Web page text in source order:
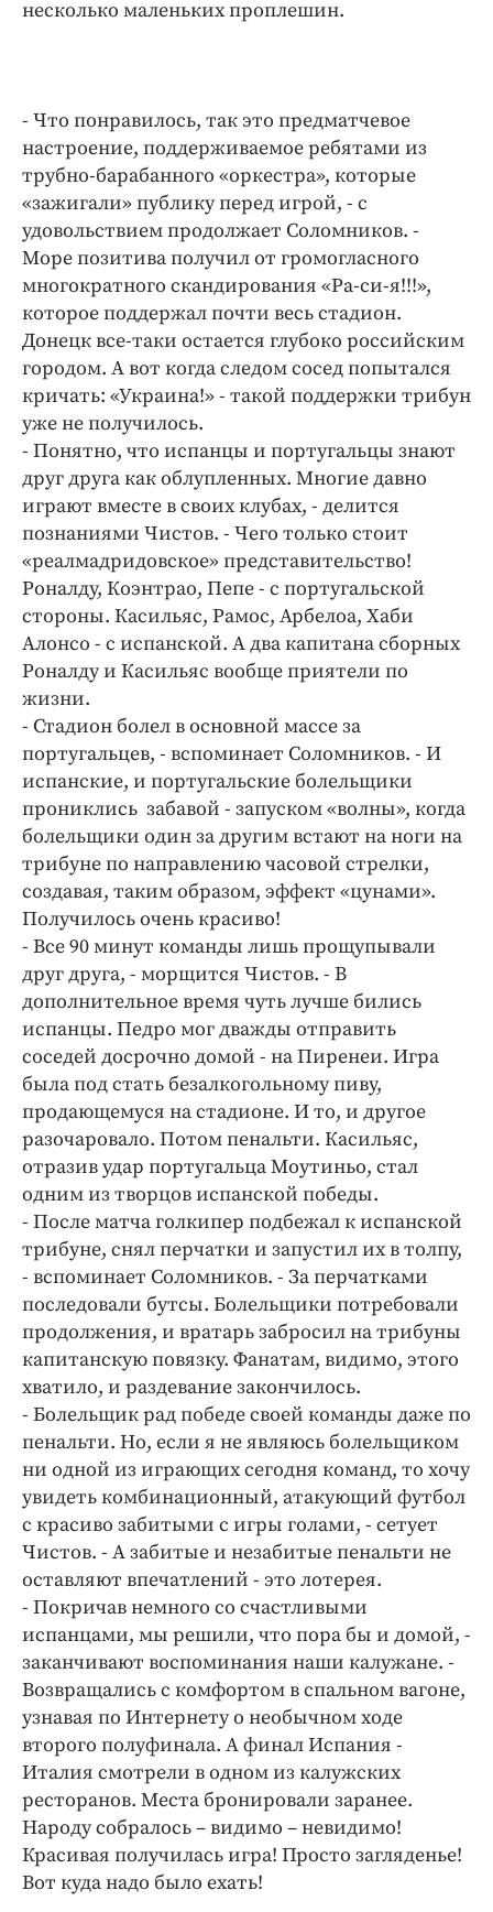
несколько маленьких проплешин.
- Что понравилось, так это предматчевое
настроение, поддерживаемое ребятами из
трубно-барабанного «оркестра», которые
«зажигали» публику перед игрой, - с
удовольствием продолжает Соломников. -
Море позитива получил от громогласного
многократного скандирования «Ра-си-я!!!»,
которое поддержал почти весь стадион.
Донецк все-таки остается глубоко российским
городом. А вот когда следом сосед попытался
кричать: «Украина!» - такой поддержки трибун
уже не получилось.
- Понятно, что испанцы и португальцы знают
друг друга как облупленных. Многие давно
играют вместе в своих клубах, - делится
познаниями Чистов. - Чего только стоит
«реалмадридовское» представительство!
Роналду, Коэнтрао, Пепе - с португальской
стороны. Касильяс, Рамос, Арбелоа, Хаби
Алонсо - с испанской. А два капитана сборных
Роналду и Касильяс вообще приятели по
жизни.
- Стадион болел в основной массе за
португальцев, - вспоминает Соломников. - И
испанские, и португальские болельщики
прониклись забавой - запуском «волны», когда
болельщики один за другим встают на ноги на
трибуне по направлению часовой стрелки,
создавая, таким образом, эффект «цунами».
Получилось очень красиво!
- Все 90 минут команды лишь прощупывали
друг друга, - морщится Чистов. - В
дополнительное время чуть лучше бились
испанцы. Педро мог дважды отправить
соседей досрочно домой - на Пиренеи. Игра
была под стать безалкогольному пиву,
продающемуся на стадионе. И то, и другое
разочаровало. Потом пенальти. Касильяс,
отразив удар португальца Моутиньо, стал
одним из творцов испанской победы.
- После матча голкипер подбежал к испанской
трибуне, снял перчатки и запустил их в толпу,
- вспоминает Соломников. - За перчатками
последовали бутсы. Болельщики потребовали
продолжения, и вратарь забросил на трибуны
капитанскую повязку. Фанатам, видимо, этого
хватило, и раздевание закончилось.
- Болельщик рад победе своей команды даже по
пенальти. Но, если я не являюсь болельщиком
ни одной из играющих сегодня команд, то хочу
увидеть комбинационный, атакующий футбол
с красиво забитыми с игры голами, - сетует
Чистов. - А забитые и незабитые пенальти не
оставляют впечатлений - это лотерея.
- Покричав немного со счастливыми
испанцами, мы решили, что пора бы и домой, -
заканчивают воспоминания наши калужане. -
Возвращались с комфортом в спальном вагоне,
узнавая по Интернету о необычном ходе
второго полуфинала. А финал Испания -
Италия смотрели в одном из калужских
ресторанов. Места бронировали заранее.
Народу собралось – видимо – невидимо!
Красивая получилась игра! Просто загляденье!
Вот куда надо было ехать!